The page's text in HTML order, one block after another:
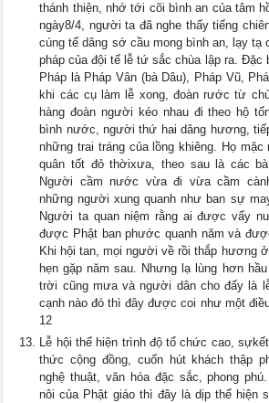
thánh thiện, nhớ tới cõi bình an của tâm
ngày8/4, người ta đã nghe thấy tiếng
cúng tế dâng sớ cầu mong bình an, lạy tạ
pháp của đội tế lễ tứ sắc chùa lập ra. Đặc
Pháp là Pháp Vân (bà Dâu), Pháp Vũ,
khi các cụ làm lễ xong, đoàn rước từ
hàng đoàn người kéo nhau đi theo hộ
bình nước, người thứ hai dâng hương,
những trai tráng của lồng khiêng. Họ
quân tốt đỏ thờixưa, theo sau là các
Người cầm nước vừa đi vừa cầm
những người xung quanh như ban sự
Người ta quan niệm rằng ai được vẩy
được Phật ban phước quanh năm và
Khi hội tan, mọi người về rồi thắp hương
hẹn gặp năm sau. Nhưng lạ lùng hơn
trời cũng mưa và người dân cho đấy là
cạnh nào đó thì đây được coi như một
12
Lễ hội thể hiện trình độ tổ chức cao,
thức cộng đồng, cuốn hút khách thập
nghệ thuật, văn hóa đặc sắc, phong
nôi của Phật giáo thì đây là dịp thể hiện